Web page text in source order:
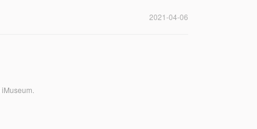
2021-04-06
iMuseum